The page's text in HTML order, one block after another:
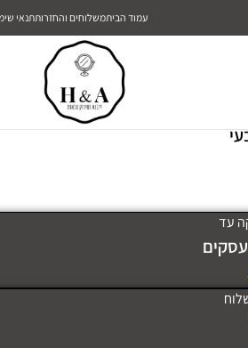
עמוד הביתמשלוחים והחזרותתנאי
עד